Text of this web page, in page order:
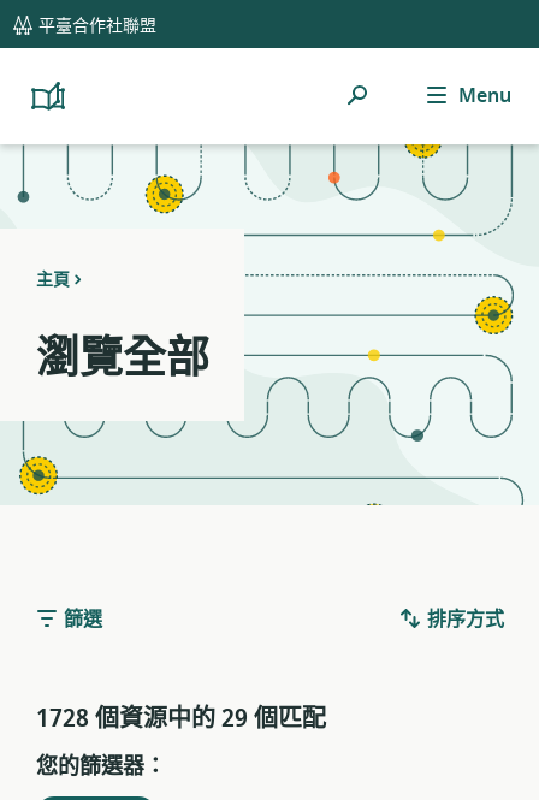
global
navigation
平臺合作社聯盟
Platform
Resource
搜
Menu
主頁
瀏覽全部
篩選 排序方式
1728 個資源中的 29 個匹配
您的篩選器：
filters
Resource